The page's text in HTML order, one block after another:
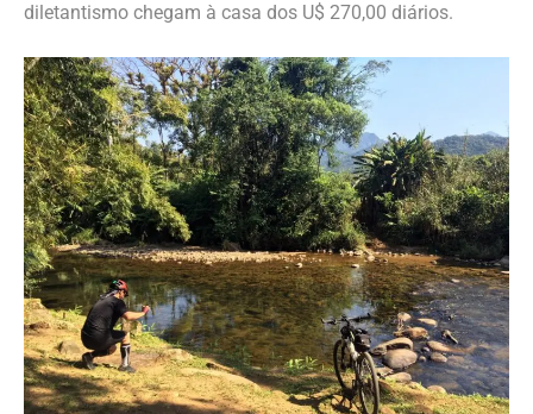
diletantismo chegam à casa dos U$ 270,00 diários.